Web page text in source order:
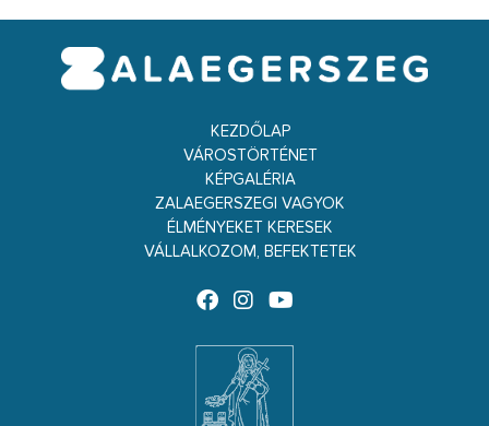
KEZDŐLAP
VÁROSTÖRTÉNET
KÉPGALÉRIA
ZALAEGERSZEGI VAGYOK
ÉLMÉNYEKET KERESEK
VÁLLALKOZOM, BEFEKTETEK